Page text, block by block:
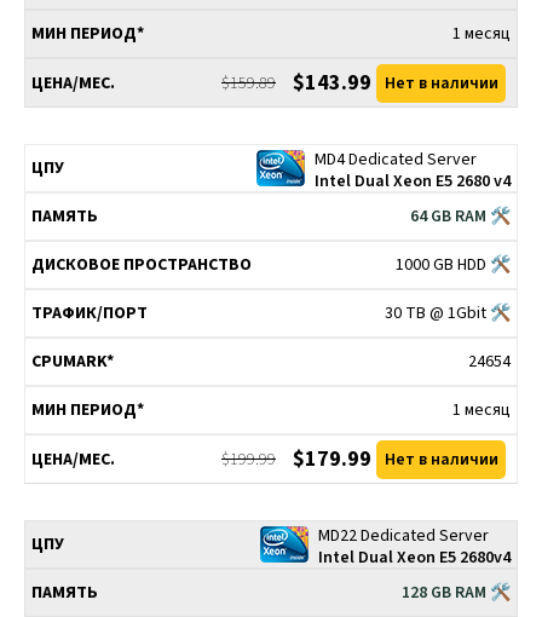
1 месяц
$159.89 $143.99 Нет в наличии
MD4 Dedicated Server
Intel Dual Xeon E5 2680 v4
64 GB RAM 🛠
1000 GB HDD 🛠
30 TB @ 1Gbit 🛠
24654
1 месяц
$199.99 $179.99 Нет в наличии
MD22 Dedicated Server
Intel Dual Xeon E5 2680v4
128 GB RAM 🛠